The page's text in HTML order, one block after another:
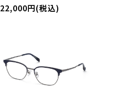
22,000円(税込)